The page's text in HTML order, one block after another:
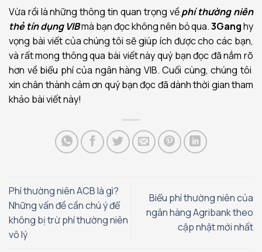
Vừa rồi là những thông tin quan trọng vềphí thường niên
thẻ tín dụng VIBmà bạn đọc không nên bỏ qua.3Ganghy
vọng bài viết của chúng tôi sẽ giúp ích được cho các bạn,
và rất mong thông qua bài viết này quý bạn đọc đã nắm rõ
hơn về biểu phí của ngân hàng VIB. Cuối cùng, chúng tôi
xin chân thành cảm ơn quý bạn đọc đã dành thời gian tham
khảo bài viết này!
Phí thường niên ACB là gì?
Những vấn đề cần chú ý để
không bị trừ phí thường niên
vô lý
Biểu phí thường niên của
ngân hàng Agribank theo
cập nhật mới nhất